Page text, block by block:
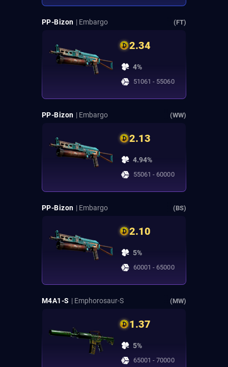
PP-Bizon | Embargo (FT)
2.34
4%
51061 - 55060
PP-Bizon | Embargo (WW)
2.13
4.94%
55061 - 60000
PP-Bizon | Embargo (BS)
2.10
5%
60001 - 65000
M4A1-S | Emphorosaur-S (MW)
1.37
5%
65001 - 70000